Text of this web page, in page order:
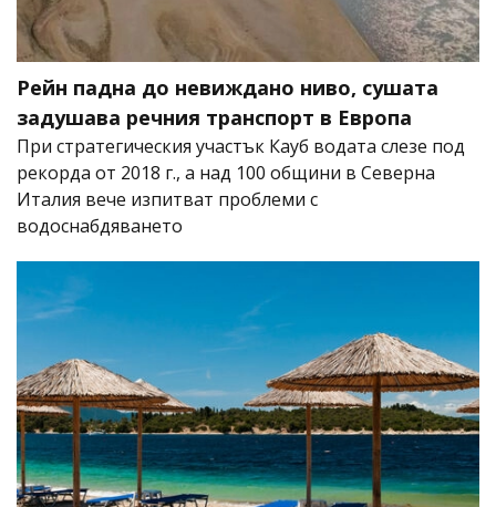
Рейн падна до невиждано ниво, сушата
задушава речния транспорт в Европа
При стратегическия участък Кауб водата слезе под
рекорда от 2018 г., а над 100 общини в Северна
Италия вече изпитват проблеми с
водоснабдяването